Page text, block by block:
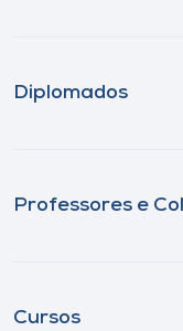
Diplomados
Professores e
Cursos